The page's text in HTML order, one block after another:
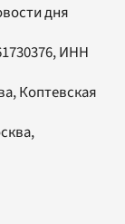
дня
ИНН
Коптевская
,